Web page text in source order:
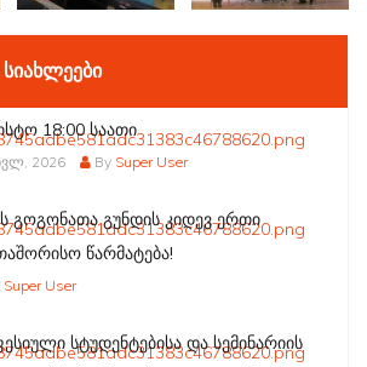
18:00 საათი
2026 By Super User
გოგონათა გუნდის კიდევ ერთი
წარმატება!
Super User
სტუდენტებისა და სემინარიის